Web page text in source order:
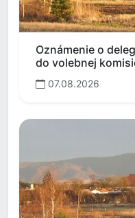
Oznámenie o
do volebnej
07.08.2026